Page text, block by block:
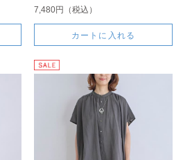
7,480円（税込）
カートに入れる